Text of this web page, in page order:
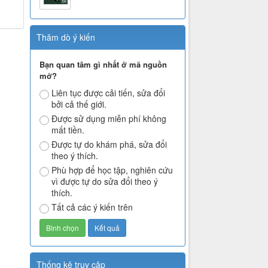
Thăm dò ý kiến
Bạn quan tâm gì nhất ở mã nguồn
mở?
Liên tục được cải tiến, sửa đổi
bởi cả thế giới.
Được sử dụng miễn phí không
mất tiền.
Được tự do khám phá, sửa đổi
theo ý thích.
Phù hợp để học tập, nghiên cứu
vì được tự do sửa đổi theo ý
thích.
Tất cả các ý kiến trên
Thống kê truy cập